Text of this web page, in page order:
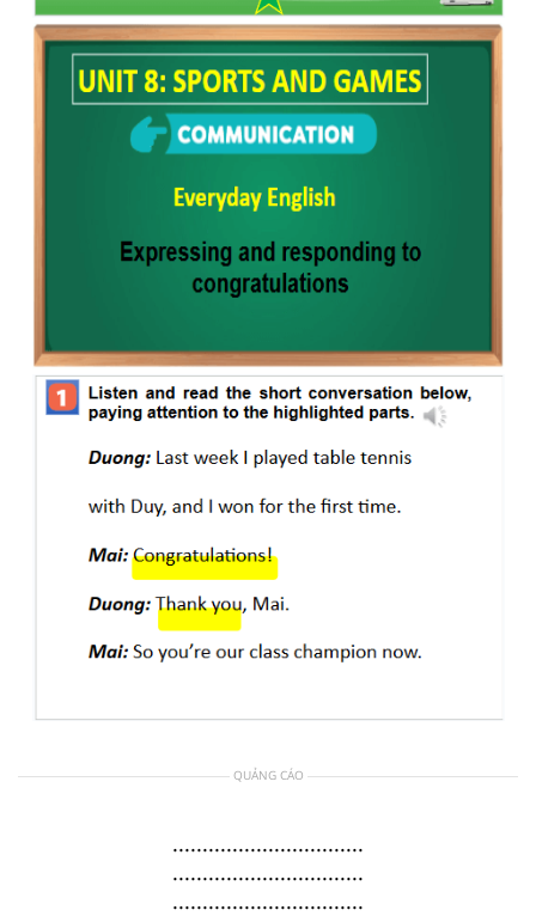
QUẢNG CÁO
................................
................................
................................